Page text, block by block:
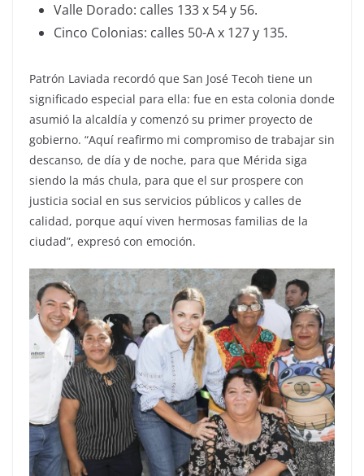
Valle Dorado: calles 133 x 54 y 56.
Cinco Colonias: calles 50-A x 127 y 135.
Patrón Laviada recordó que San José Tecoh tiene un
significado especial para ella: fue en esta colonia donde
asumió la alcaldía y comenzó su primer proyecto de
gobierno. “Aquí reafirmo mi compromiso de trabajar sin
descanso, de día y de noche, para que Mérida siga
siendo la más chula, para que el sur prospere con
justicia social en sus servicios públicos y calles de
calidad, porque aquí viven hermosas familias de la
ciudad”, expresó con emoción.